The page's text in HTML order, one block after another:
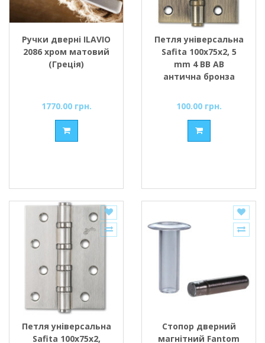
Ручки дверні ILAVIO
2086 хром матовий
(Греція)
1770.00 грн.
Петля універсальна
Safita 100х75х2, 5
mm 4 BB AB
антична бронза
100.00 грн.
Петля універсальна
Safita 100х75х2,
Стопор дверний
магнітний Fantom